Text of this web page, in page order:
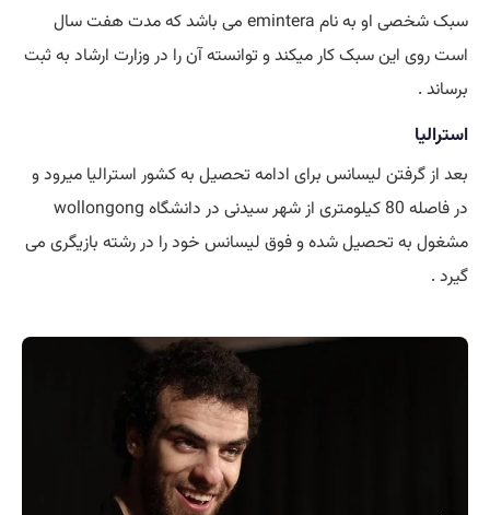
سبک شخصی او به نام emintera می باشد که مدت هفت سال
است روی این سبک کار میکند و توانسته آن را در وزارت ارشاد به ثبت
برساند .
استرالیا
بعد از گرفتن لیسانس برای ادامه تحصیل به کشور استرالیا میرود و
در فاصله 80 کیلومتری از شهر سیدنی در دانشگاه wollongong
مشغول به تحصیل شده و فوق لیسانس خود را در رشته بازیگری می
گیرد .